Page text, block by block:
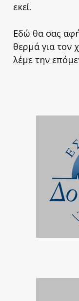
εκεί.
Εδώ θα σας
θερμά για τον
λέμε την